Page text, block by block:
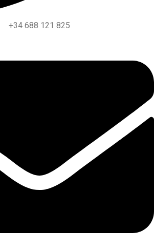
+34 688 121 825